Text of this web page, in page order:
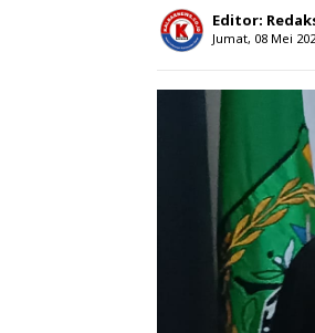
Editor:
Jumat, 08 Mei